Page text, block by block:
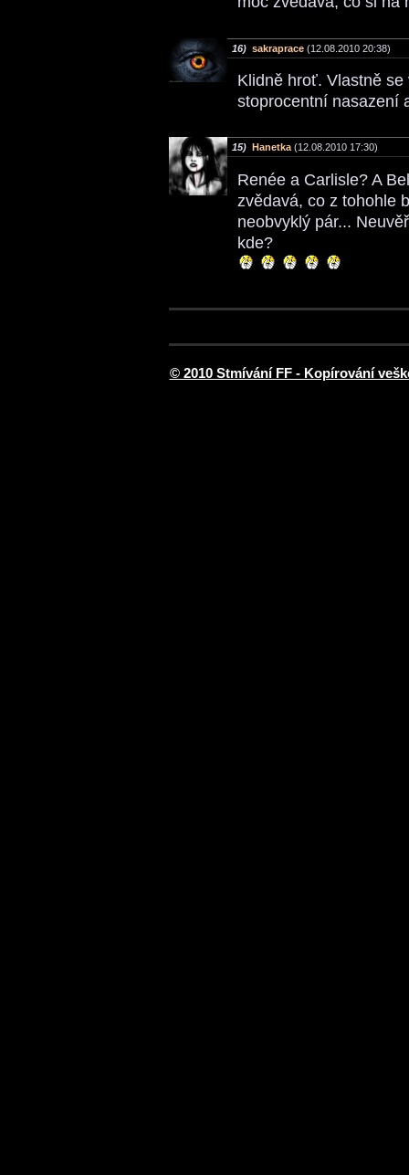
16) sakraprace (12.08.2010 20:38)
Klidně hroť. Vlastně
stoprocentní nasazení
15) Hanetka(12.08.2010 17:30)
Renée a Carlisle? A
zvědavá, co z tohohle
neobvyklý pár...
kde?
© 2010 Stmívání FF - Kopírování